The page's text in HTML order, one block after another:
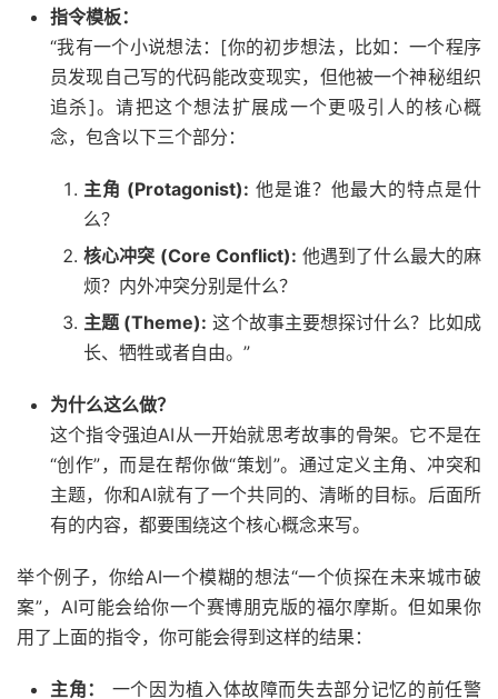
指令模板：
“我有一个小说想法：[你的初步想法，比如：一个程序
员发现自己写的代码能改变现实，但他被一个神秘组织
追杀]。请把这个想法扩展成一个更吸引人的核心概
念，包含以下三个部分：
主角 (Protagonist): 他是谁？他最大的特点是什
么？
核心冲突 (Core Conflict): 他遇到了什么最大的麻
烦？内外冲突分别是什么？
主题 (Theme): 这个故事主要想探讨什么？比如成
长、牺牲或者自由。”
为什么这么做？
这个指令强迫AI从一开始就思考故事的骨架。它不是在
“创作”，而是在帮你做“策划”。通过定义主角、冲突和
主题，你和AI就有了一个共同的、清晰的目标。后面所
有的内容，都要围绕这个核心概念来写。
举个例子，你给AI一个模糊的想法“一个侦探在未来城市破
案”，AI可能会给你一个赛博朋克版的福尔摩斯。但如果你
用了上面的指令，你可能会得到这样的结果：
主角：
一个因为植入体故障而失去部分记忆的前任警